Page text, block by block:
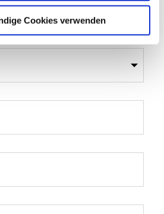
Cookies verwenden
*